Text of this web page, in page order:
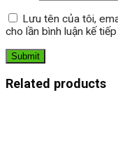
Lưu tên của tôi,
cho lần bình luận kế
Related products